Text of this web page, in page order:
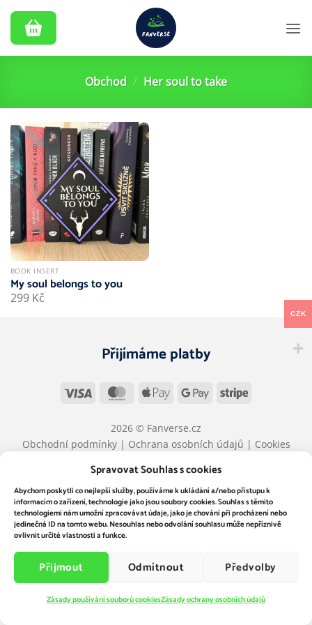
Spravovat Souhlas s cookies
Abychom poskytli co nejlepší služby, používáme k ukládání a/nebo přístupu k
informacím o zařízení, technologie jako jsou soubory cookies. Souhlas s těmito
technologiemi nám umožní zpracovávat údaje, jako je chování při procházení nebo
jedinečná ID na tomto webu. Nesouhlas nebo odvolání souhlasu může nepříznivě
ovlivnit určité vlastnosti a funkce.
Přijmout Odmítnout Předvolby
Zásady používání souborů cookiesZásady ochrany osobních údajů
Přeskočit
obsah
Obchod / Her soul to take
BOOK INSERT
My soul belongs to you
299 Kč
Přijímáme platby
Visa MasterCard
Apple
Google Stripe
2026 © Fanverse.cz
Obchodní podmínky| Ochrana osobních údajů | Cookies
CZK